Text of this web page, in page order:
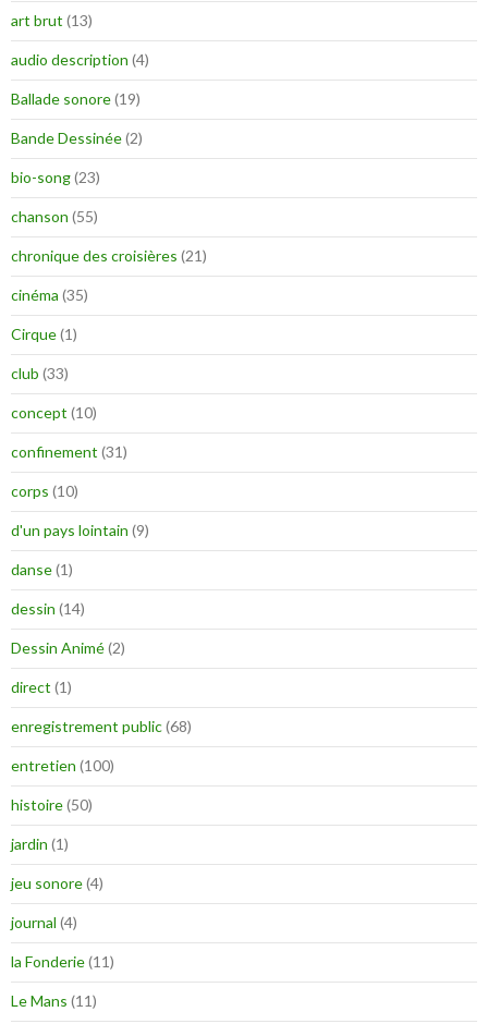
art brut (13)
audio description (4)
Ballade sonore(19)
Bande Dessinée(2)
bio-song(23)
chanson (55)
chronique des croisières (21)
cinéma (35)
Cirque(1)
club (33)
concept (10)
confinement (31)
corps (10)
d'un pays lointain (9)
danse(1)
dessin (14)
Dessin Animé(2)
direct (1)
enregistrement public(68)
entretien (100)
histoire(50)
jardin (1)
jeu sonore(4)
journal (4)
la Fonderie(11)
Le Mans (11)